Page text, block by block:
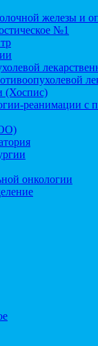
железы и
№1
(Хоспис)
реанимации с
онкологии